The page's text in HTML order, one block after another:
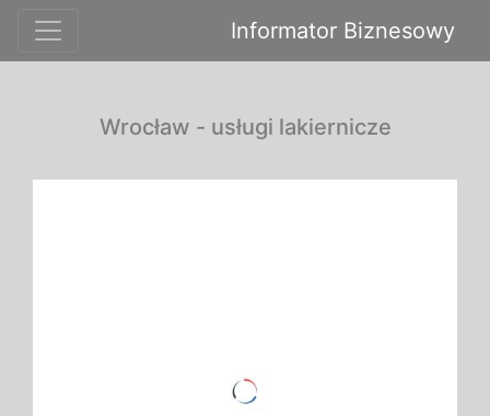
Informator Biznesowy
Wrocław - usługi lakiernicze